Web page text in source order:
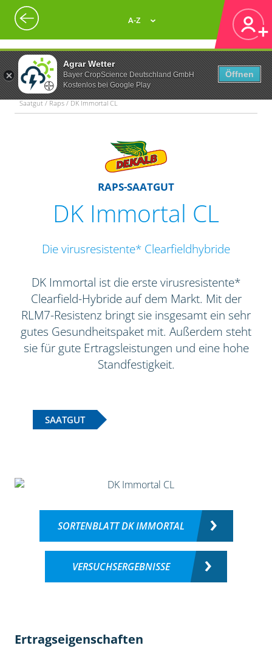
Agrar Wetter
Bayer CropScience Deutschland GmbH
Kostenlos bei Google Play
Öffnen
A-Z
Saatgut / Raps / DK Immortal CL
RAPS-SAATGUT
DK Immortal CL
Die virusresistente* Clearfieldhybride
DK Immortal ist die erste virusresistente*
Clearfield-Hybride auf dem Markt. Mit der
RLM7-Resistenz bringt sie insgesamt ein sehr
gutes Gesundheitspaket mit. Außerdem steht
sie für gute Ertragsleistungen und eine hohe
Standfestigkeit.
SAATGUT
SORTENBLATT DK IMMORTAL
VERSUCHSERGEBNISSE
Ertragseigenschaften